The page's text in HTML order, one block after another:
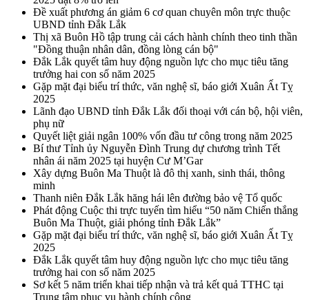
Đề xuất phương án giảm 6 cơ quan chuyên môn trực thuộc
UBND tỉnh Đắk Lắk
Thị xã Buôn Hồ tập trung cải cách hành chính theo tinh thần
"Đồng thuận nhân dân, đồng lòng cán bộ"
Đắk Lắk quyết tâm huy động nguồn lực cho mục tiêu tăng
trưởng hai con số năm 2025
Gặp mặt đại biểu trí thức, văn nghệ sĩ, báo giới Xuân Ất Tỵ
2025
Lãnh đạo UBND tỉnh Đắk Lắk đối thoại với cán bộ, hội viên,
phụ nữ
Quyết liệt giải ngân 100% vốn đầu tư công trong năm 2025
Bí thư Tỉnh ủy Nguyễn Đình Trung dự chương trình Tết
nhân ái năm 2025 tại huyện Cư M’Gar
Xây dựng Buôn Ma Thuột là đô thị xanh, sinh thái, thông
minh
Thanh niên Đắk Lắk hăng hái lên đường bảo vệ Tổ quốc
Phát động Cuộc thi trực tuyến tìm hiểu “50 năm Chiến thắng
Buôn Ma Thuột, giải phóng tỉnh Đắk Lắk”
Gặp mặt đại biểu trí thức, văn nghệ sĩ, báo giới Xuân Ất Tỵ
2025
Đắk Lắk quyết tâm huy động nguồn lực cho mục tiêu tăng
trưởng hai con số năm 2025
Sơ kết 5 năm triển khai tiếp nhận và trả kết quả TTHC tại
Trung tâm phục vụ hành chính công